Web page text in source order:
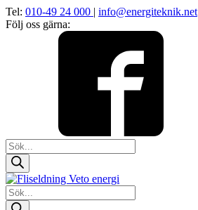
Tel: 010-49 24 000 | info@energiteknik.net
Följ oss gärna:
Products
search
Products
search